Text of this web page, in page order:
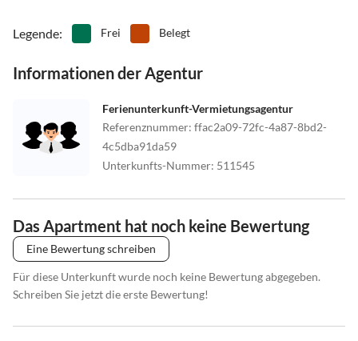
Legende: Frei Belegt
Informationen der Agentur
Ferienunterkunft-Vermietungsagentur
Referenznummer: ffac2a09-72fc-4a87-8bd2-
4c5dba91da59
Unterkunfts-Nummer: 511545
Das Apartment hat noch keine Bewertung
Eine Bewertung schreiben
Für diese Unterkunft wurde noch keine Bewertung abgegeben.
Schreiben Sie jetzt die erste Bewertung!